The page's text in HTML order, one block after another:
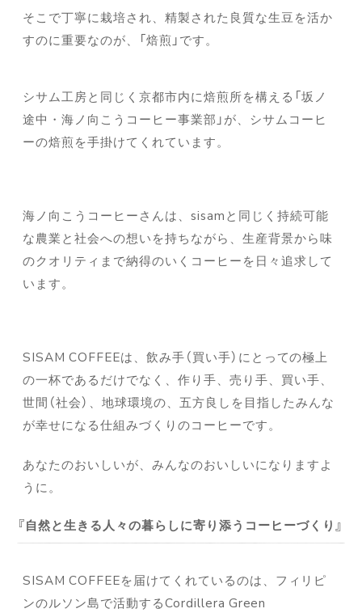
そこで丁寧に栽培され、精製された良質な生豆を活か
すのに重要なのが、「焙煎」です。
シサム工房と同じく京都市内に焙煎所を構える「坂ノ
途中・海ノ向こうコーヒー事業部」が、シサムコーヒ
ーの焙煎を手掛けてくれています。
海ノ向こうコーヒーさんは、sisamと同じく持続可能
な農業と社会への想いを持ちながら、生産背景から味
のクオリティまで納得のいくコーヒーを日々追求して
います。
SISAM COFFEEは、飲み手（買い手）にとっての極上
の一杯であるだけでなく、作り手、売り手、買い手、
世間（社会）、地球環境の、五方良しを目指したみんな
が幸せになる仕組みづくりのコーヒーです。
あなたのおいしいが、みんなのおいしいになりますよ
うに。
自然と生きる人々の暮らしに寄り添うコーヒーづくり
SISAM COFFEEを届けてくれているのは、フィリピ
ンのルソン島で活動するCordillera Green